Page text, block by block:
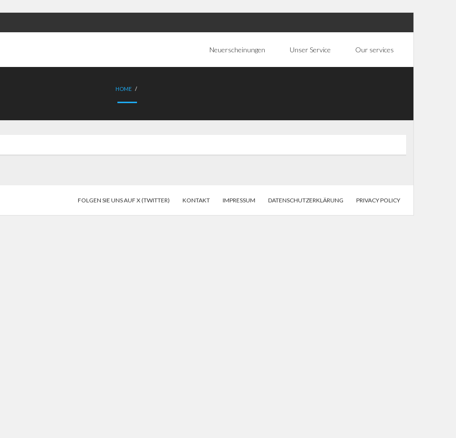
Neuerscheinungen Unser Service Our services
HOME /
FOLGEN SIE UNS AUF X (TWITTER) KONTAKT IMPRESSUM DATENSCHUTZERKLÄRUNG PRIVACY POLICY